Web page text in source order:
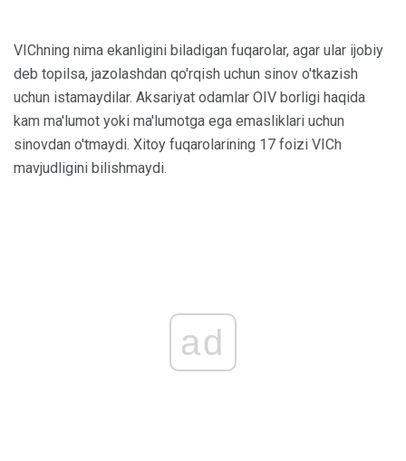
VIChning nima ekanligini biladigan fuqarolar, agar ular ijobiy
deb topilsa, jazolashdan qo'rqish uchun sinov o'tkazish
uchun istamaydilar. Aksariyat odamlar OIV borligi haqida
kam ma'lumot yoki ma'lumotga ega emasliklari uchun
sinovdan o'tmaydi. Xitoy fuqarolarining 17 foizi VICh
mavjudligini bilishmaydi.
ad